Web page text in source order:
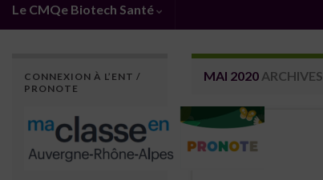
Le CMQe Biotech Santé
MAI 2020 ARCHIVES
MAI
26
CONNEXION À L’ENT /
PRONOTE